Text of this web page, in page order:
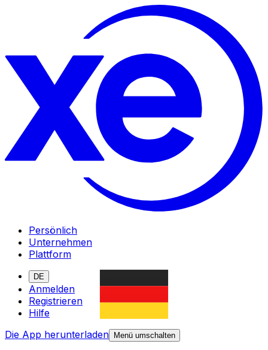
Persönlich
Unternehmen
Plattform
DE
Anmelden
Registrieren
Hilfe
Die App herunterladen
Menü umschalten